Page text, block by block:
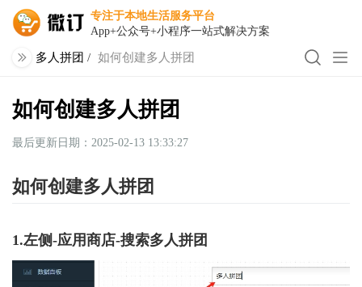
专注于本地生活服务平台
App+公众号+小程序一站式解决方案
多人拼团 / 如何创建多人拼团
如何创建多人拼团
最后更新日期：2025-02-13 13:33:27
如何创建多人拼团
1.左侧-应用商店-搜索多人拼团